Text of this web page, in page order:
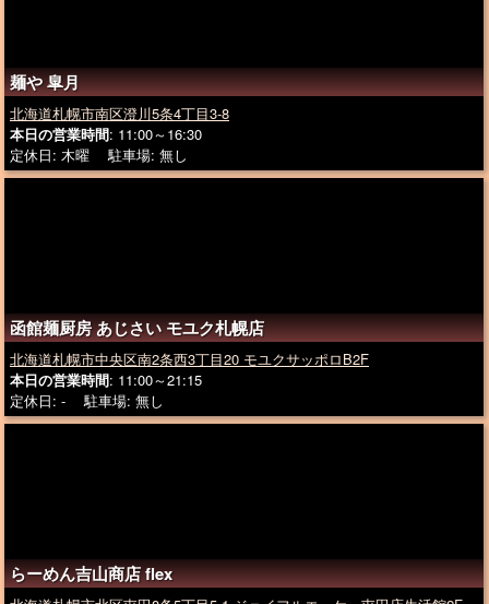
麺や 皐月
北海道札幌市南区澄川5条4丁目3-8
本日の営業時間: 11:00～16:30
定休日: 木曜 駐車場: 無し
函館麺厨房 あじさい モユク札幌店
北海道札幌市中央区南2条西3丁目20 モユクサッポロB2F
本日の営業時間: 11:00～21:15
定休日: - 駐車場: 無し
らーめん吉山商店 flex